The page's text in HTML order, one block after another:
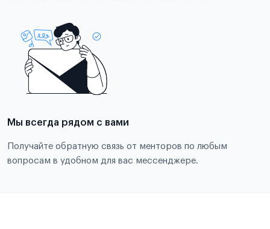
Мы всегда рядом с вами
Получайте обратную связь от менторов по любым
вопросам в удобном для вас мессенджере.